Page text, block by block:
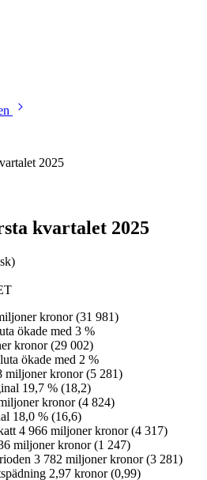
2025
kvartalet 2025
kronor (31 981)
ökade med 3 %
kronor (29 002)
ökade med 2 %
miljoner kronor (5 281)
19,7 % (18,2)
kronor (4 824)
18,0 % (16,6)
4 966 miljoner kronor (4 317)
miljoner kronor (1 247)
3 782 miljoner kronor (3 281)
2,97 kronor (0,99)